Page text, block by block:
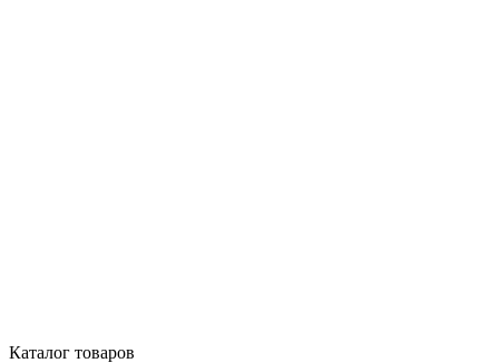
Каталог товаров